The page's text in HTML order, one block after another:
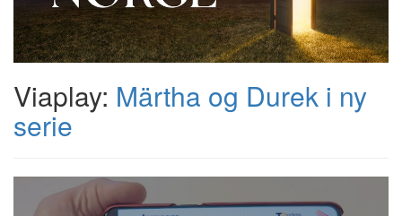
Viaplay: Märtha og Durek i ny
serie